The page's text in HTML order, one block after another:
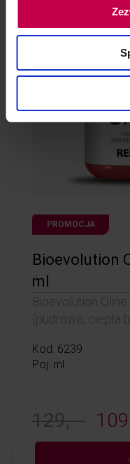
PROMOCJA
Bioevolution
ml
Bioevolution
(pudrowa, ciepła
Kod: 6239
Poj: ml
129, -